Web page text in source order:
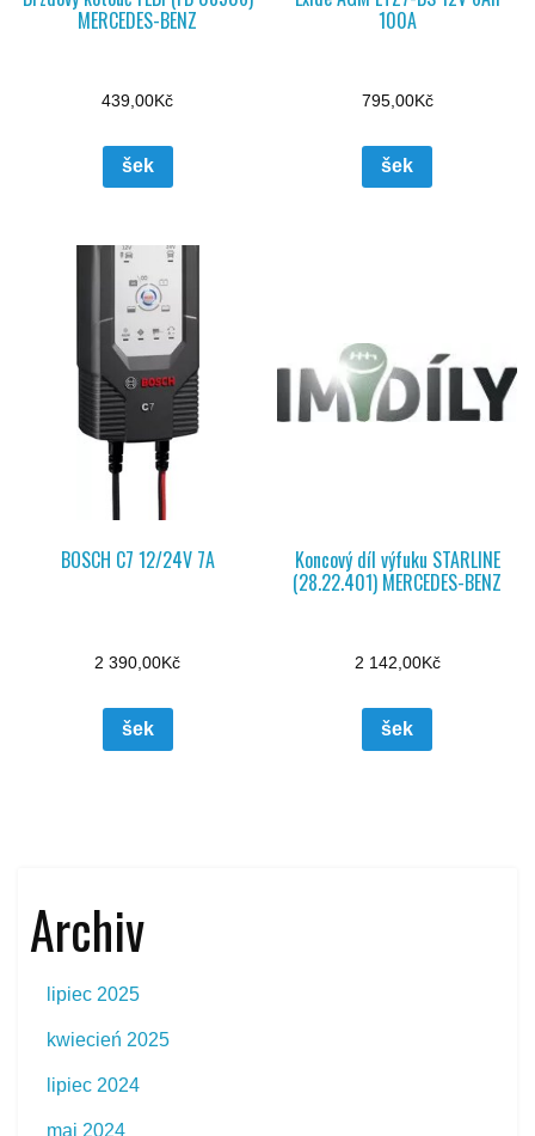
MERCEDES-BENZ
439,00Kč
šek
100A
795,00Kč
šek
BOSCH C7 12/24V 7A
2 390,00Kč
šek
Koncový díl výfuku STARLINE
(28.22.401) MERCEDES-BENZ
2 142,00Kč
šek
Archiv
lipiec 2025
kwiecień 2025
lipiec 2024
maj 2024